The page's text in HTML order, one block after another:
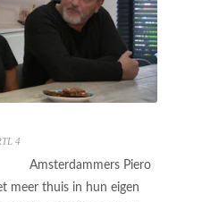
4
Amsterdammers Piero
meer thuis in hun eigen